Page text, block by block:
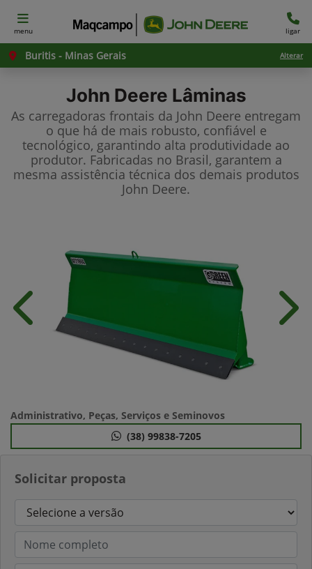
menu ligar
Buritis - Minas Gerais Alterar
John Deere Lâminas
As carregadoras frontais da John Deere entregam
o que há de mais robusto, confiável e
tecnológico, garantindo alta produtividade ao
produtor. Fabricadas no Brasil, garantem a
mesma assistência técnica dos demais produtos
John Deere.
Solicitar proposta
Anterior
Administrativo, Peças, Serviços e Seminovos
(38) 99838-7205